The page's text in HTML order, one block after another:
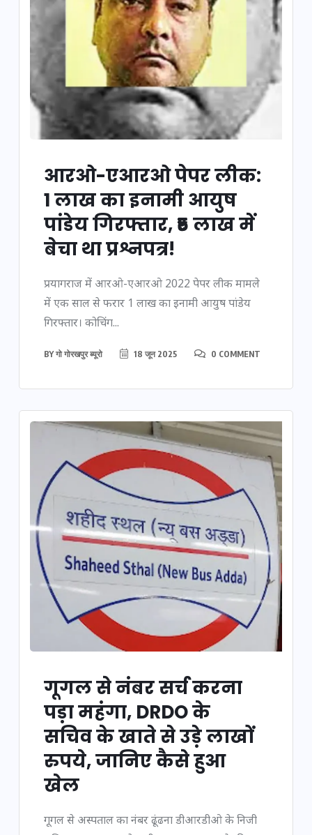
आरओ-एआरओ पेपर लीक:
1 लाख का इनामी आयुष
पांडेय गिरफ्तार, ₹5 लाख में
बेचा था प्रश्नपत्र!
प्रयागराज में आरओ-एआरओ 2022 पेपर लीक मामले
में एक साल से फरार 1 लाख का इनामी आयुष पांडेय
गिरफ्तार। कोचिंग...
BYगो गोरखपुर ब्यूरो 18 जून 2025 0 COMMENT
गूगल से नंबर सर्च करना
पड़ा महंगा, DRDO के
सचिव के खाते से उड़े लाखों
रुपये, जानिए कैसे हुआ
खेल
गूगल से अस्पताल का नंबर ढूंढना डीआरडीओ के निजी